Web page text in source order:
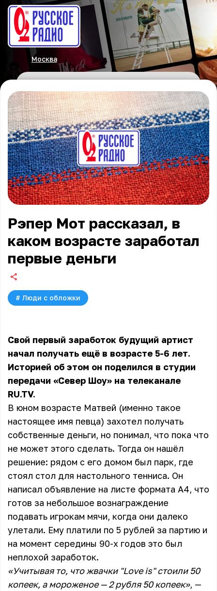
Москва
Рэпер Мот рассказал, в
каком возрасте заработал
первые деньги
# Люди с обложки
Свой первый заработок будущий артист
начал получать ещё в возрасте 5-6 лет.
Историей об этом он поделился в студии
передачи «Север Шоу» на телеканале
RU.TV.
В юном возрасте Матвей (именно такое
настоящее имя певца) захотел получать
собственные деньги, но понимал, что пока что
не может этого сделать. Тогда он нашёл
решение: рядом с его домом был парк, где
стоял стол для настольного тенниса. Он
написал объявление на листе формата А4, что
готов за небольшое вознаграждение
подавать игрокам мячи, когда они далеко
улетали. Ему платили по 5 рублей за партию и
на момент середины 90-х годов это был
неплохой заработок.
«Учитывая то, что жвачки "Love is" стоили 50
копеек, а мороженое — 2 рубля 50 копеек», —